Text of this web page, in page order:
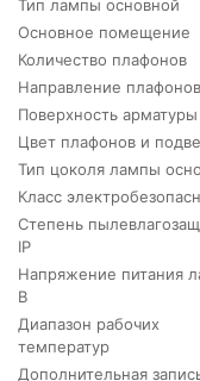
Тип лампы основной
Основное помещение
Количество плафонов
Направление плафонов
Поверхность арматуры
Цвет плафонов и
Тип цоколя лампы
Класс
Степень
IP
Напряжение питания
В
Диапазон рабочих
температур
Дополнительная